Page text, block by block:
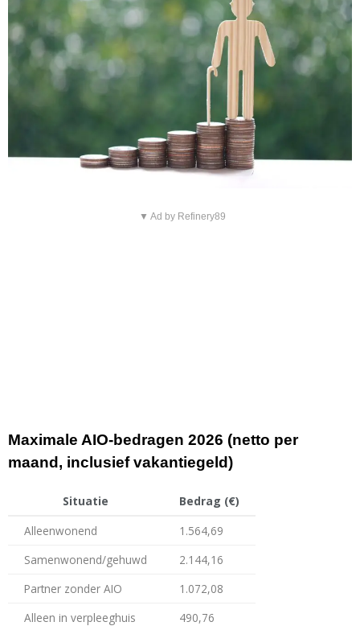
▼ Ad by Refinery89
Maximale AIO-bedragen 2026 (netto per
maand, inclusief vakantiegeld)
Situatie
Bedrag (€)
Alleenwonend
1.564,69
Samenwonend/gehuwd
2.144,16
Partner zonder AIO
1.072,08
Alleen in verpleeghuis
490,76